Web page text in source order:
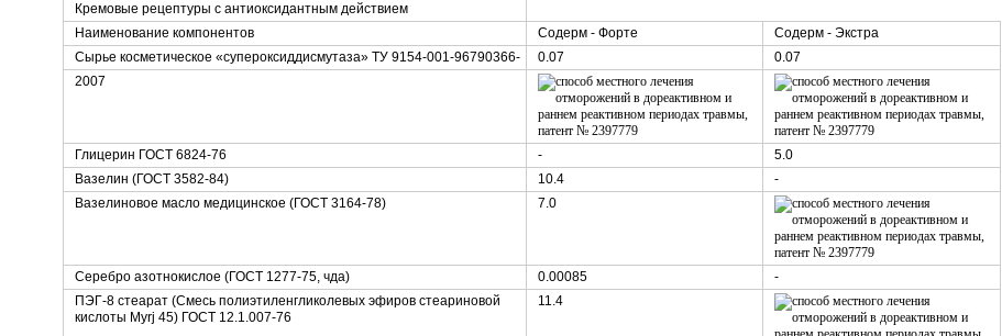
Кремовые рецептуры с антиоксидантным действием
Наименование компонентов
Содерм - Форте
Содерм - Экстра
Сырье косметическое «супероксиддисмутаза» ТУ 9154-001-96790366-
0.07
0.07
2007
Глицерин ГОСТ 6824-76 -
5.0
Вазелин (ГОСТ 3582-84)
10.4
-
Вазелиновое масло медицинское (ГОСТ 3164-78)
7.0
Серебро азотнокислое (ГОСТ 1277-75, чда) 0.00085
-
ПЭГ-8 стеарат (Смесь полиэтиленгликолевых эфиров стеариновой
кислоты Myrj 45) ГОСТ 12.1.007-76
11.4